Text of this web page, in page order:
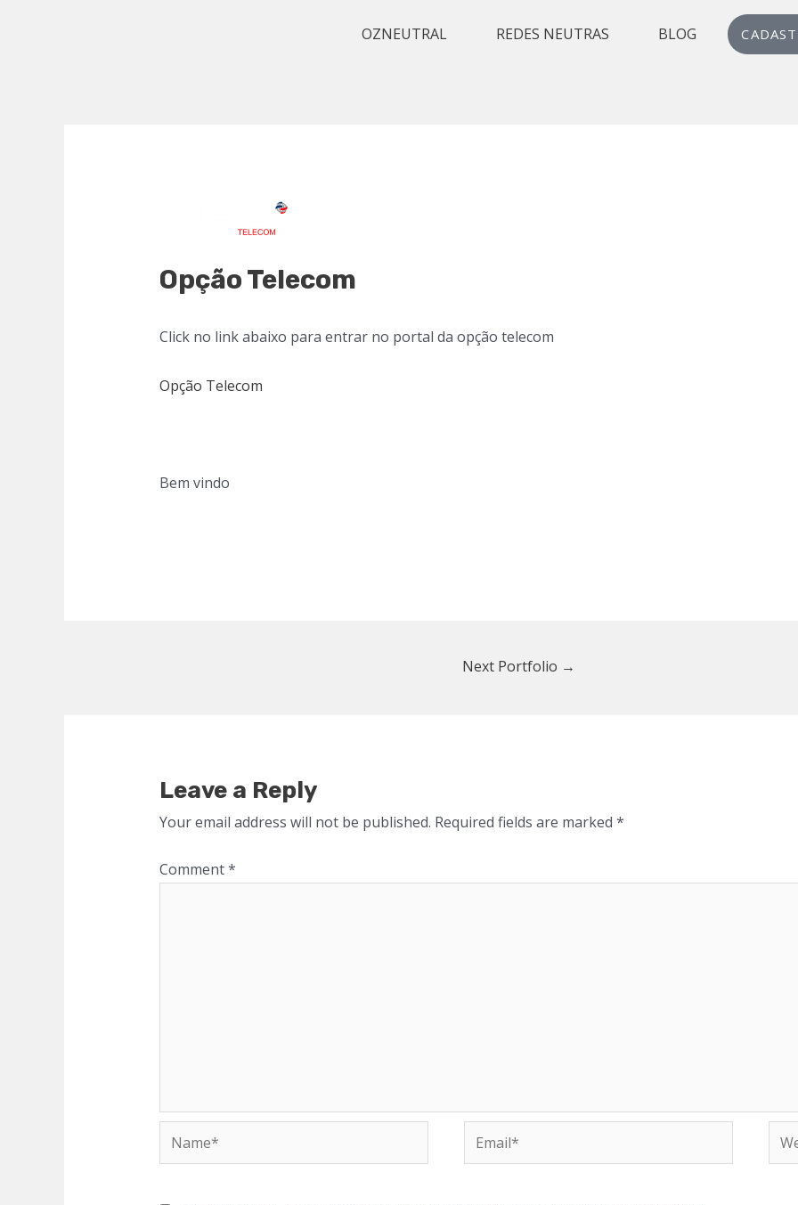
OZNEUTRAL REDES NEUTRAS BLOG
Opção Telecom
Click no link abaixo para entrar no portal da opção telecom
Opção Telecom
Bem vindo
Next Portfolio →
Leave a Reply
Your email address will not be published. Required fields are marked *
Comment*
Name* Email*